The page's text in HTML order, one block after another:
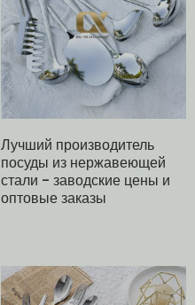
Лучший производитель
посуды из нержавеющей
стали - заводские цены и
оптовые заказы